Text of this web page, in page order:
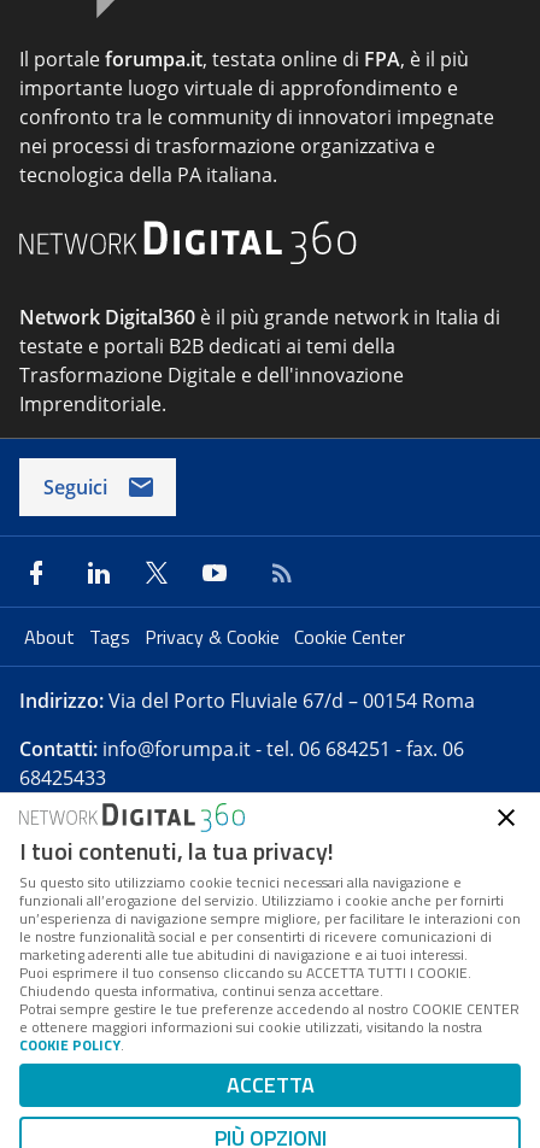
Il portaleforumpa.it, testata online di FPA, è il più
importante luogo virtuale di approfondimento e
confronto tra le community di innovatori impegnate
nei processi di trasformazione organizzativa e
tecnologica della PA italiana.
Network Digital360 è il più grande network in Italia di
testate e portali B2B dedicati ai temi della
Trasformazione Digitale e dell'innovazione
Imprenditoriale.
Seguici
About Tags Privacy & Cookie Cookie Center
Indirizzo:Via del Porto Fluviale 67/d – 00154 Roma
Contatti: info@forumpa.it- tel. 06 684251 - fax. 06
68425433
Forumpa.itè una pubblicazione telematica iscritta
presso Registro della stampa del Tribunale di Roma -
Reg. n. 182 del 2 maggio 2008 - Direttore resp. Michela
Stentella
FPA s.r.l. è società soggetta a Direzione e
Coordinamento da parte di Digital360 S.p.A. - FPA s.r.l.
è un'azienda certificata per il sistema di management
Codice Fiscale/Partita IVA n. 10693191008 - R.E.A. Roma
n. 1249791. ISP AWS
Mappa del sito
I tuoi contenuti, la tua privacy!
Su questo sito utilizziamo cookie tecnici necessari alla navigazione e
funzionali all’erogazione del servizio. Utilizziamo i cookie anche per fornirti
un’esperienza di navigazione sempre migliore, per facilitare le interazioni con
le nostre funzionalità social e per consentirti di ricevere comunicazioni di
marketing aderenti alle tue abitudini di navigazione e ai tuoi interessi.
Puoi esprimere il tuo consenso cliccando su ACCETTA TUTTI I COOKIE.
Chiudendo questa informativa, continui senza accettare.
Potrai sempre gestire le tue preferenze accedendo al nostro COOKIE CENTER
e ottenere maggiori informazioni sui cookie utilizzati, visitando la nostra
COOKIE POLICY.
ACCETTA
PIÙ OPZIONI